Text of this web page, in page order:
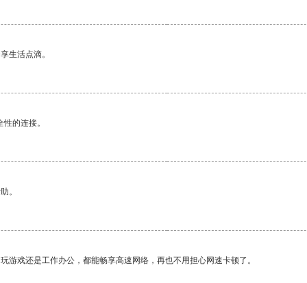
生活点滴。
的连接。
。
戏还是工作办公，都能畅享高速网络，再也不用担心网速卡顿了。